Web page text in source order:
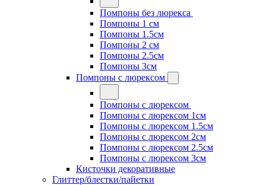
Помпоны без люрекса
Помпоны 1 см
Помпоны 1.5см
Помпоны 2 см
Помпоны 2.5см
Помпоны 3см
Помпоны с люрексом
Помпоны с люрексом
Помпоны с люрексом 1см
Помпоны с люрексом 1.5см
Помпоны с люрексом 2см
Помпоны с люрексом 2.5см
Помпоны с люрексом 3см
Кисточки декоративные
Глиттер/блестки/пайетки